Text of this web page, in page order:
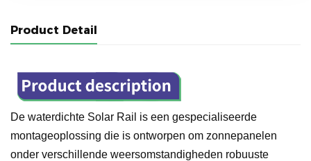
Product Detail
De waterdichte Solar Rail is een gespecialiseerde
montageoplossing die is ontworpen om zonnepanelen
onder verschillende weersomstandigheden robuuste